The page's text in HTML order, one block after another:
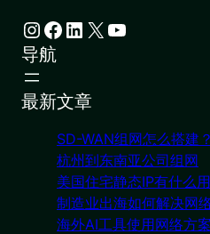
Instagram Facebook LinkedIn X YouTube
导航
最新文章
SD-WAN组网怎么搭建
杭州到东南亚公司组网
美国住宅静态IP有什么
制造业出海如何解决网
海外AI工具使用网络方案